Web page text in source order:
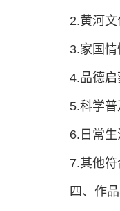
2.黄河
3.家国
4.品德
5.科学
6.日常
7.其他符
四、作